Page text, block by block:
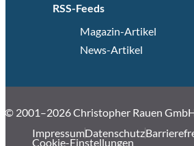
RSS-Feeds
Magazin-Artikel
News-Artikel
© 2001–2026 Christopher Rauen
ImpressumDatenschutz
Cookie-Einstellungen